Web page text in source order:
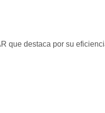
que destaca por su